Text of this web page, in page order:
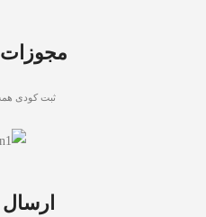
مجوزات
ثبت کودی